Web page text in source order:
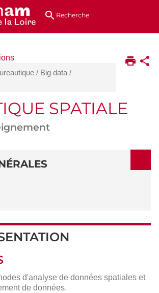
au
directsRecherche
/ Big data /
SPATIALE
d'analyse de données spatiales et
de données.